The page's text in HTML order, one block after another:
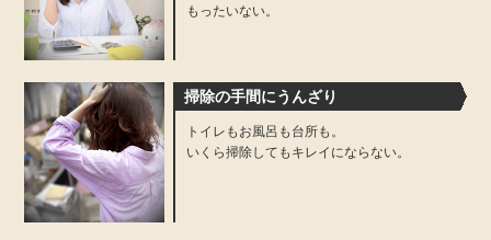
もったいない。
掃除の手間にうんざり
トイレもお風呂も台所も。
いくら掃除してもキレイにならない。